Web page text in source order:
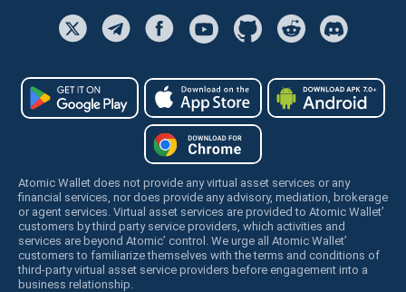
Atomic Wallet does not provide any virtual asset services or any
financial services, nor does provide any advisory, mediation, brokerage
or agent services. Virtual asset services are provided to Atomic Wallet’
customers by third party service providers, which activities and
services are beyond Atomic’ control. We urge all Atomic Wallet’
customers to familiarize themselves with the terms and conditions of
third-party virtual asset service providers before engagement into a
business relationship.